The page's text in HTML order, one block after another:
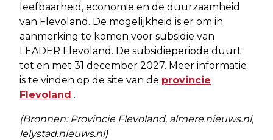
leefbaarheid, economie en de duurzaamheid
van Flevoland. De mogelijkheid is er om in
aanmerking te komen voor subsidie van
LEADER Flevoland. De subsidieperiode duurt
tot en met 31 december 2027. Meer informatie
is te vinden op de site van de provincie
Flevoland .
(Bronnen: Provincie Flevoland, almere.nieuws.nl,
lelystad.nieuws.nl)